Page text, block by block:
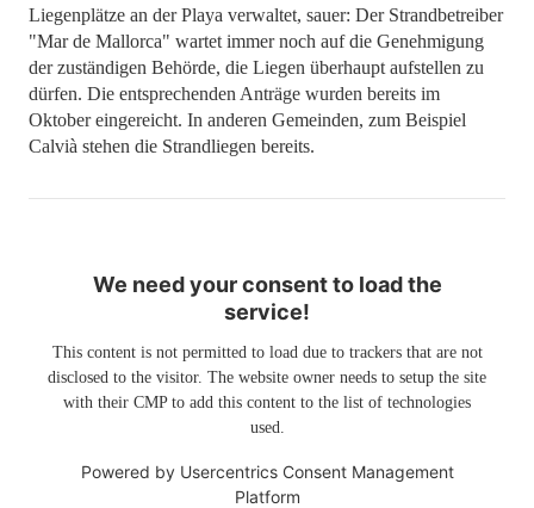
Liegenplätze an der Playa verwaltet, sauer: Der Strandbetreiber
"Mar de Mallorca" wartet immer noch auf die Genehmigung
der zuständigen Behörde, die Liegen überhaupt aufstellen zu
dürfen. Die entsprechenden Anträge wurden bereits im
Oktober eingereicht. In anderen Gemeinden, zum Beispiel
Calvià stehen die Strandliegen bereits.
We need your consent to load the
service!
This content is not permitted to load due to trackers that are not
disclosed to the visitor. The website owner needs to setup the site
with their CMP to add this content to the list of technologies
used.
Powered by Usercentrics Consent Management
Platform